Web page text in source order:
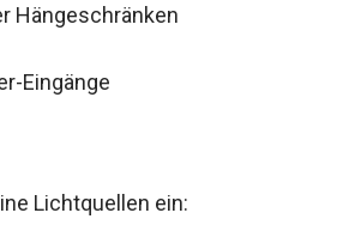
Hängeschränken
Eingänge
Lichtquellen ein: